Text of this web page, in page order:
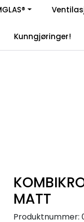
Kunngjøringer!
MATT
Produktnummer: